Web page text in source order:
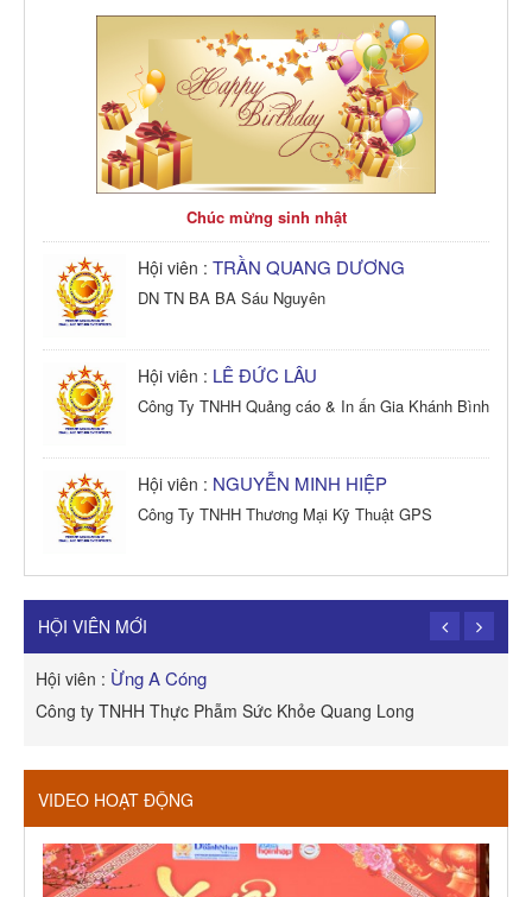
Chúc mừng sinh nhật
Hội viên : TRẦN QUANG DƯƠNG
DN TN BA BA Sáu Nguyên
Hội viên : LÊ ĐỨC LÂU
Công Ty TNHH Quảng cáo & In ấn Gia Khánh Bình
Hội viên : NGUYỄN MINH HIỆP
Công Ty TNHH Thương Mại Kỹ Thuật GPS
Công Ty TNHH Dịch vụ Cuộc Sống Hạnh Phúc
HỘI VIÊN MỚI
Hội viên : Ừng A Cóng
Công ty TNHH Thực Phẫm Sức Khỏe Quang Long
VIDEO HOẠT ĐỘNG